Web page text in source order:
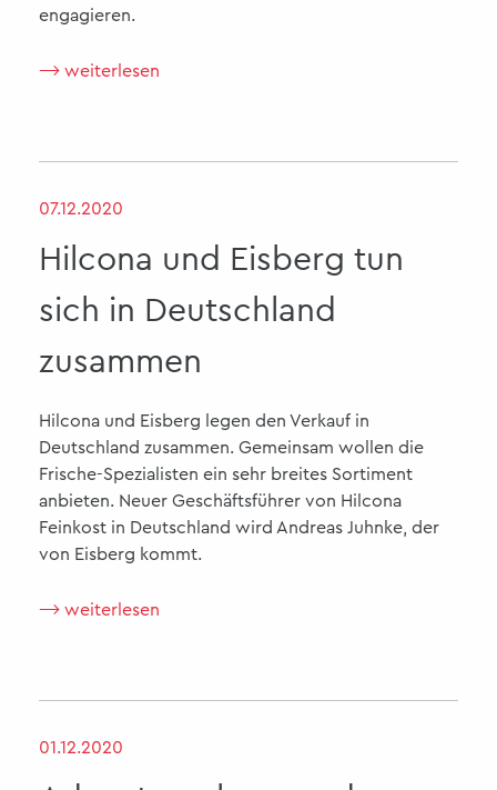
engagieren.
⟶ weiterlesen
07.12.2020
Hilcona und Eisberg tun
sich in Deutschland
zusammen
Hilcona und Eisberg legen den Verkauf in
Deutschland zusammen. Gemeinsam wollen die
Frische-Spezialisten ein sehr breites Sortiment
anbieten. Neuer Geschäftsführer von Hilcona
Feinkost in Deutschland wird Andreas Juhnke, der
von Eisberg kommt.
⟶ weiterlesen
01.12.2020